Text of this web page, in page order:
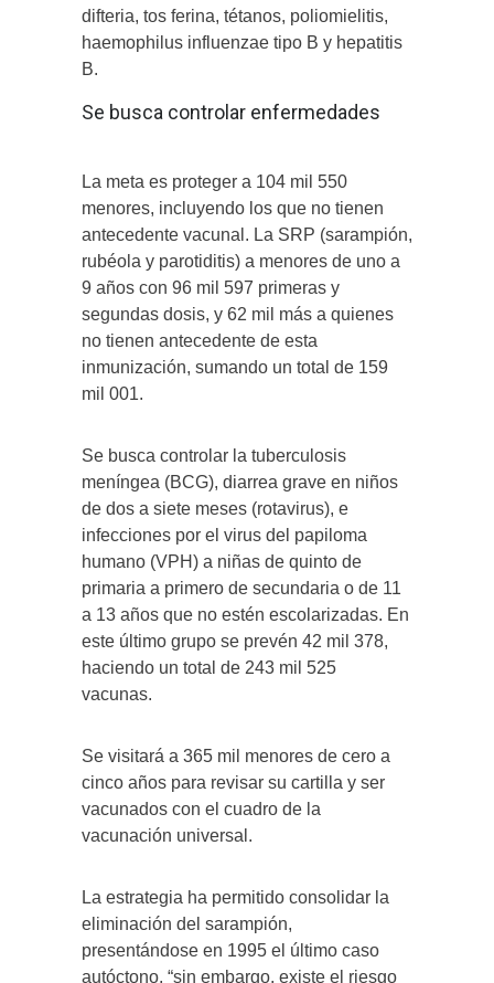
difteria, tos ferina, tétanos, poliomielitis,
haemophilus influenzae tipo B y hepatitis
B.
Se busca controlar enfermedades
La meta es proteger a 104 mil 550
menores, incluyendo los que no tienen
antecedente vacunal. La SRP (sarampión,
rubéola y parotiditis) a menores de uno a
9 años con 96 mil 597 primeras y
segundas dosis, y 62 mil más a quienes
no tienen antecedente de esta
inmunización, sumando un total de 159
mil 001.
Se busca controlar la tuberculosis
meníngea (BCG), diarrea grave en niños
de dos a siete meses (rotavirus), e
infecciones por el virus del papiloma
humano (VPH) a niñas de quinto de
primaria a primero de secundaria o de 11
a 13 años que no estén escolarizadas. En
este último grupo se prevén 42 mil 378,
haciendo un total de 243 mil 525
vacunas.
Se visitará a 365 mil menores de cero a
cinco años para revisar su cartilla y ser
vacunados con el cuadro de la
vacunación universal.
La estrategia ha permitido consolidar la
eliminación del sarampión,
presentándose en 1995 el último caso
autóctono, “sin embargo, existe el riesgo